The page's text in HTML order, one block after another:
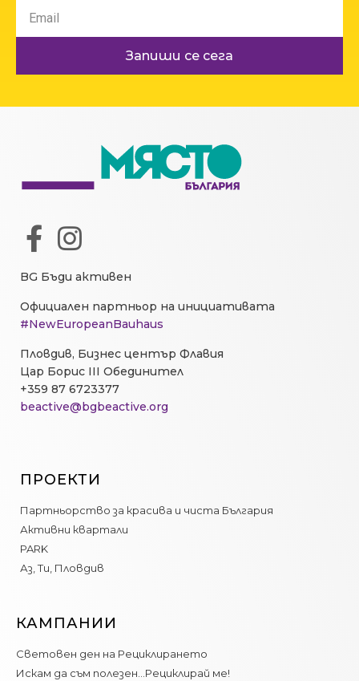
Запиши се сега
BG Бъди активен
Официален партньор на инициативата
#NewEuropeanBauhaus
Пловдив, Бизнес център Флавия
Цар Борис III Обединител
+359 87 6723377
beactive@bgbeactive.org
ПРОЕКТИ
Партньорство за красива и чиста България
Активни квартали
PARK
Аз, Ти, Пловдив
КАМПАНИИ
Световен ден на Рециклирането
Искам да съм полезен…Рециклирай ме!